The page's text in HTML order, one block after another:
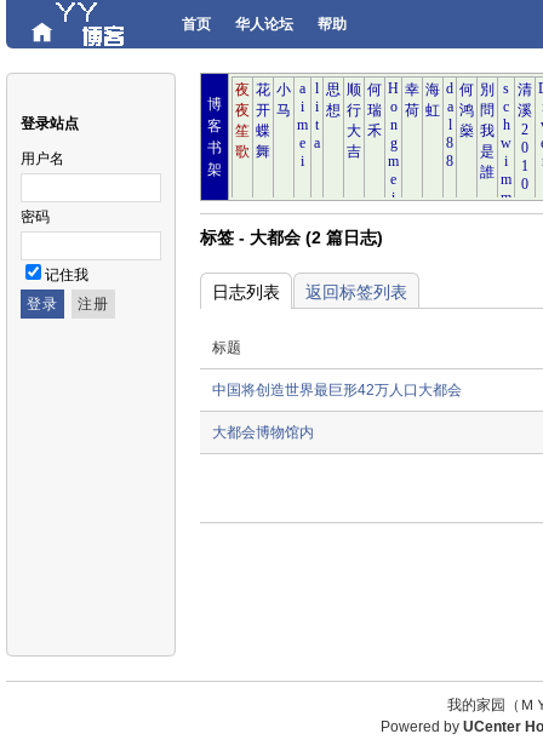
首页 华人论坛 帮助
登录站点
用户名
密码
记住我
博
客
书
架
标签 - 大都会 (2 篇日志)
日志列表 返回标签列表
标题
中国将创造世界最巨形42万人口大都会
大都会博物馆内
我的家园（
Powered by UCenter